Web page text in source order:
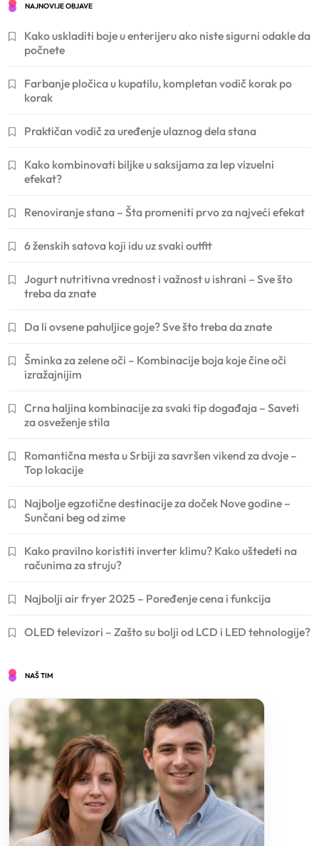
NAJNOVIJE OBJAVE
Kako uskladiti boje u enterijeru ako niste sigurni odakle da
počnete
Farbanje pločica u kupatilu, kompletan vodič korak po
korak
Praktičan vodič za uređenje ulaznog dela stana
Kako kombinovati biljke u saksijama za lep vizuelni
efekat?
Renoviranje stana – Šta promeniti prvo za najveći efekat
6 ženskih satova koji idu uz svaki outfit
Jogurt nutritivna vrednost i važnost u ishrani – Sve što
treba da znate
Da li ovsene pahuljice goje? Sve što treba da znate
Šminka za zelene oči – Kombinacije boja koje čine oči
izražajnijim
Crna haljina kombinacije za svaki tip događaja – Saveti
za osveženje stila
Romantična mesta u Srbiji za savršen vikend za dvoje –
Top lokacije
Najbolje egzotične destinacije za doček Nove godine –
Sunčani beg od zime
Kako pravilno koristiti inverter klimu? Kako uštedeti na
računima za struju?
Najbolji air fryer 2025 – Poređenje cena i funkcija
OLED televizori – Zašto su bolji od LCD i LED tehnologije?
NAŠ TIM
8
Crna haljina kombinacije za svaki tip
događaja – Saveti za osveženje stila
Saveti